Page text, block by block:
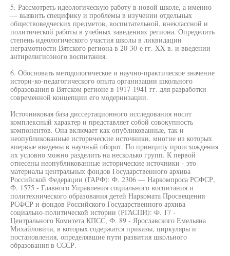
5. Рассмотреть идеологическую работу в новой школе, а именно
— выявить специфику и проблемы в изучении отдельных
обществоведческих предметов, воспитательной, внеклассной и
политической работы в учебных заведениях региона. Определить
степень идеологического участия школы в ликвидации
неграмотности Вятского региона в 20-30-е гг. XX в. и введении
антирелигиозного воспитания.
6. Обосновать методологическое и научно-практическое значение
истори-ко-педагогического опыта организации школьного
образования в Вятском регионе в 1917-1941 гг. для разработки
современной концепции его модернизации.
Источниковая база диссертационного исследования носит
комплексный характер и представляет собой совокупность
компонентов. Она включает как опубликованные, так и
неопубликованные исторические источники, многие из которых
впервые введены в научный оборот. По принципу происхождения
их условно можно разделить на несколько групп. К первой
отнесены неопубликованные исторические источники - это
материалы центральных фондов Государственного архива
Российской Федерации (ГАРФ): Ф. 2306 — Наркомпроса РСФСР,
Ф. 1575 - Главного Управления социального воспитания и
политехнического образования детей Наркомата Просвещения
РСФСР и фондов Российского Государственного архива
социально-политической истории (РГАСПИ): Ф. 17 -
Центрального Комитета КПСС, Ф. 89 - Ярославского Емельяна
Михайловича, в которых содержатся приказы, циркуляры и
постановления, определявшие пути развития школьного
образования в СССР.